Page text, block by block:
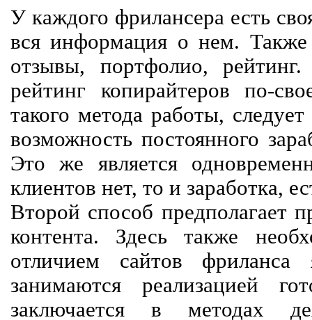
У каждого фрилансера есть
вся информация о нем. Также
отзывы, портфолио,
рейтинг копирайтеров по-
такого метода работы,
возможность постоянного
Это же является
клиентов нет, то и заработка,
Второй способ предполагает
контента. Здесь также
отличием сайтов
занимаются реализацией
заключается в методах